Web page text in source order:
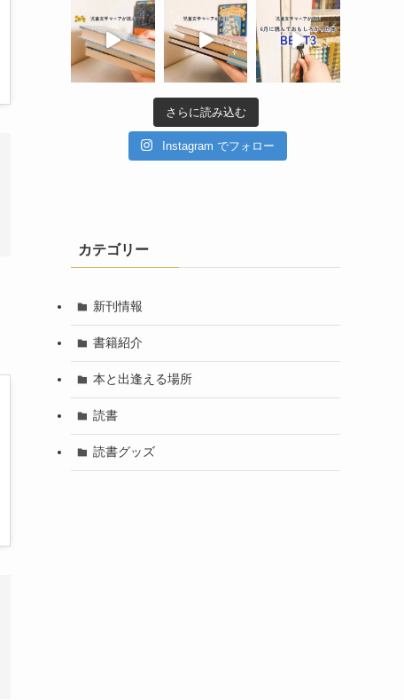
さらに読み込む
Instagram でフォロー
カテゴリー
新刊情報
書籍紹介
本と出逢える場所
読書
読書グッズ